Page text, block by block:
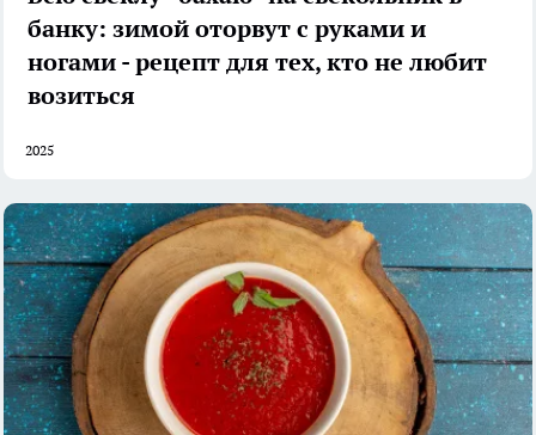
банку: зимой оторвут с руками и
ногами - рецепт для тех, кто не любит
возиться
2025